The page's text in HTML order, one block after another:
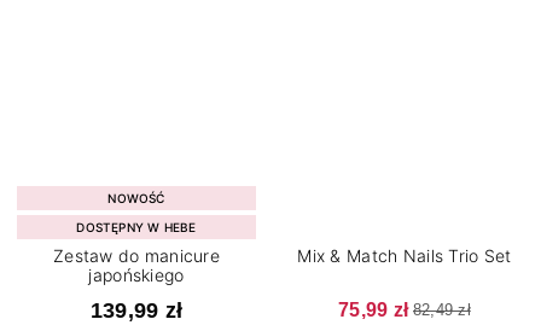
NOWOŚĆ
DOSTĘPNY W HEBE
Zestaw do manicure
japońskiego
139,99 zł
Mix & Match Nails Trio Set
75,99 zł 82,49 zł